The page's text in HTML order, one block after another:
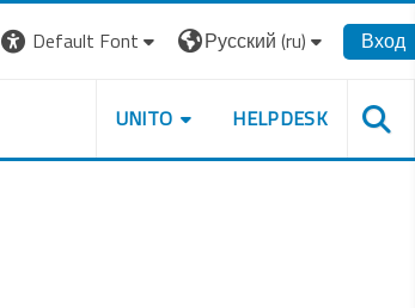
Default Font Русский ‎(ru)‎ Вход
UNITO HELPDESK